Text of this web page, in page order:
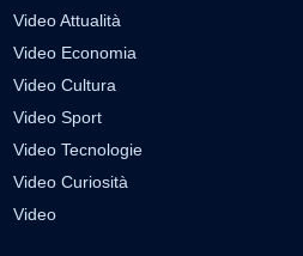
Video Attualità
Video Economia
Video Cultura
Video Sport
Video Tecnologie
Video Curiosità
Video